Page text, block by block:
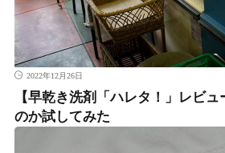
2022年12月26日
【早乾き洗剤「ハレタ！」レビュ
のか試してみた